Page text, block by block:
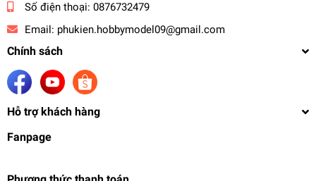
Số điện thoại: 0876732479
Email: phukien.hobbymodel09@gmail.com
Chính sách
Hỗ trợ khách hàng
Fanpage